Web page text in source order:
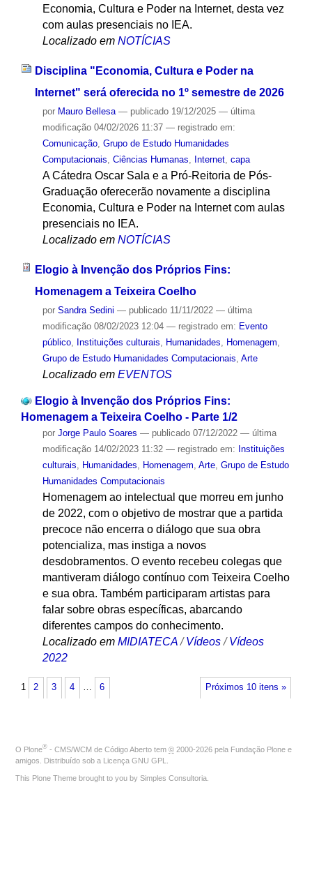
Economia, Cultura e Poder na Internet, desta vez
com aulas presenciais no IEA.
Localizado em NOTÍCIAS
Disciplina "Economia, Cultura e Poder na
Internet" será oferecida no 1º semestre de 2026
por Mauro Bellesa — publicado19/12/2025 — última
modificação04/02/2026 11:37 — registrado em:
Comunicação, Grupo de Estudo Humanidades
Computacionais Ciências Humanas Internet, capa
A Cátedra Oscar Sala e a Pró-Reitoria de Pós-
Graduação oferecerão novamente a disciplina
Economia, Cultura e Poder na Internet com aulas
presenciais no IEA.
Localizado em NOTÍCIAS
Elogio à Invenção dos Próprios Fins:
Homenagem a Teixeira Coelho
por Sandra Sedini — publicado11/11/2022 — última
modificação08/02/2023 12:04 — registrado em: Evento
público, Instituições culturais Humanidades Homenagem
Grupo de Estudo Humanidades Computacionais Arte
Localizado em EVENTOS
Elogio à Invenção dos Próprios Fins:
Homenagem a Teixeira Coelho - Parte 1/2
por Jorge Paulo Soares — publicado07/12/2022 — última
modificação14/02/2023 11:32 — registrado em: Instituições
culturais, Humanidades, Homenagem, Arte, Grupo de Estudo
Humanidades Computacionais
Homenagem ao intelectual que morreu em junho
de 2022, com o objetivo de mostrar que a partida
precoce não encerra o diálogo que sua obra
potencializa, mas instiga a novos
desdobramentos. O evento recebeu colegas que
mantiveram diálogo contínuo com Teixeira Coelho
e sua obra. Também participaram artistas para
falar sobre obras específicas, abarcando
diferentes campos do conhecimento.
Localizado em MIDIATECA /Vídeos /Vídeos
2022
Próximos 10 itens »
1 2 3 4 … 6
O Plone® - CMS/WCM de Código Aberto tem © 2000-2026 pela Fundação Plone e
amigos. Distribuído sob a Licença GNU GPL
This Plone Theme brought to you by Simples Consultoria